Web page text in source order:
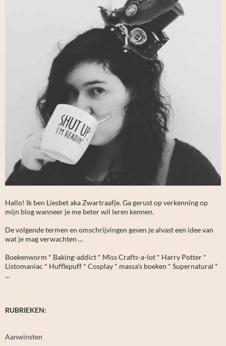
Hallo! Ik ben Liesbet aka Zwartraafje. Ga gerust op verkenning op
mijn blog wanneer je me beter wil leren kennen.
De volgende termen en omschrijvingen geven je alvast een idee van
wat je mag verwachten ...
Boekenworm * Baking-addict * Miss Crafts-a-lot * Harry Potter *
Listomaniac * Hufflepuff * Cosplay * massa's boeken * Supernatural *
...
RUBRIEKEN:
Aanwinsten